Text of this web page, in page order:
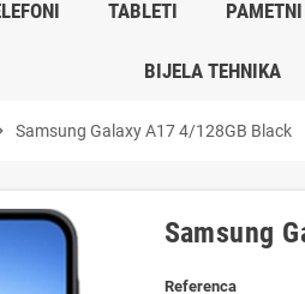
TABLETI
BIJELA TEHNIKA
Samsung Galaxy A17 4/128GB Black
Samsung
Referenca